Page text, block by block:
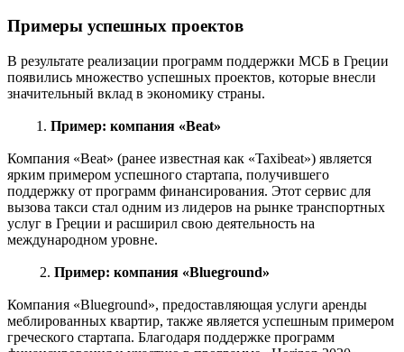
Примеры успешных проектов
В результате реализации программ поддержки МСБ в Греции
появились множество успешных проектов, которые внесли
значительный вклад в экономику страны.
1. Пример: компания «Beat»
Компания «Beat» (ранее известная как «Taxibeat») является
ярким примером успешного стартапа, получившего
поддержку от программ финансирования. Этот сервис для
вызова такси стал одним из лидеров на рынке транспортных
услуг в Греции и расширил свою деятельность на
международном уровне.
2. Пример: компания «Blueground»
Компания «Blueground», предоставляющая услуги аренды
меблированных квартир, также является успешным примером
греческого стартапа. Благодаря поддержке программ